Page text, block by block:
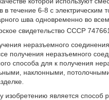
течение 6-8 с электрическим
шва одновременно во
свидетельство СССР
неразъемного
получения неразъемного
способа для к получения
наклонными,
является способ